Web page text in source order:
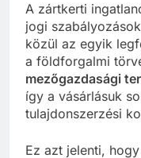
A zártkerti
jogi
közül az egyik
a földforgalmi
mezőgazdasági
így a vásárlásuk
tulajdonszerzési
Ez azt jelenti,